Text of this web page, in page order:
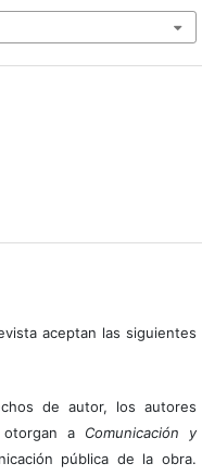
aceptan las siguientes
de autor, los autores
a Comunicación y
pública de la obra.